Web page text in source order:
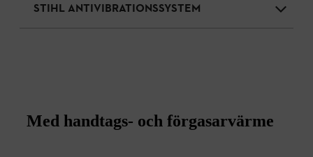
STIHL ANTIVIBRATIONSSYSTEM
Med handtags- och förgasarvärme